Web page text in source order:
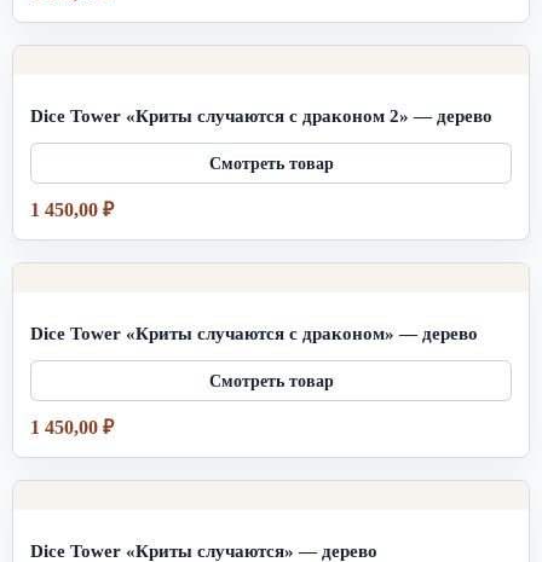
Dice Tower «Криты случаются с драконом 2» — дерево
1 450,00 ₽
Dice Tower «Криты случаются с драконом» — дерево
1 450,00 ₽
Dice Tower «Криты случаются» — дерево